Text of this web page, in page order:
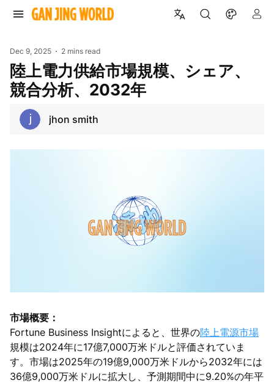
Dec 9, 2025 2 mins read
陸上電力供給市場規模、シェア、
競合分析、2032年
jhon smith
市場概要：
Fortune Business Insightによると、世界の陸上電源市場
規模は2024年に17億7,000万米ドルと評価されていま
す。市場は2025年の19億9,000万米ドルから2032年には
36億9,000万米ドルに拡大し、予測期間中に9.20%の年平